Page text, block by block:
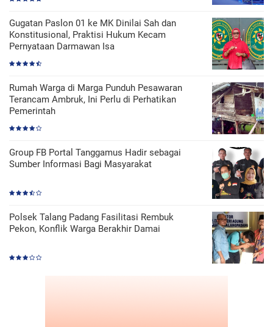
Gugatan Paslon 01 ke MK Dinilai Sah dan
Konstitusional, Praktisi Hukum Kecam
Pernyataan Darmawan Isa
Rumah Warga di Marga Punduh Pesawaran
Terancam Ambruk, Ini Perlu di Perhatikan
Pemerintah
Group FB Portal Tanggamus Hadir sebagai
Sumber Informasi Bagi Masyarakat
Polsek Talang Padang Fasilitasi Rembuk
Pekon, Konflik Warga Berakhir Damai